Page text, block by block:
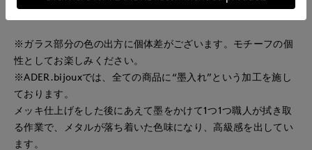
きを添え、涼やかな雰囲気を引き立てるデザインです。
※ガラス部分の色の出方に個体差がございます。モチーフの個
性としてお楽しみください。
※ADER.bijouxでは、全ての商品に“墨入れ”という加工を施し
ております。
メッキ仕上げをした後にあえて墨をかけて1つ1つ職人が拭き取
る作業で、メタルが落ち着いた色味になり、高級感を出してい
ます。